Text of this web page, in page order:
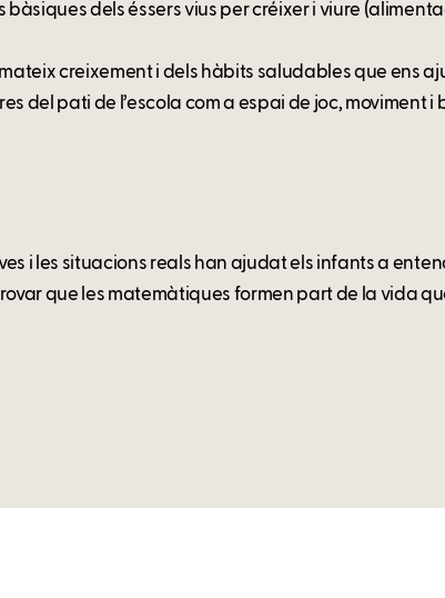
bàsiques dels éssers vius per créixer i viure
creixement i dels hàbits saludables que ens
del pati de l’escola com a espai de joc, moviment i
i les situacions reals han ajudat els infants a
que les matemàtiques formen part de la vida